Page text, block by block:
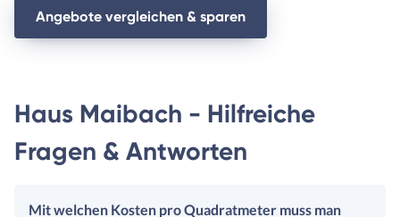
Angebote vergleichen & sparen
Haus Maibach - Hilfreiche
Fragen & Antworten
Mit welchen Kosten pro Quadratmeter muss man